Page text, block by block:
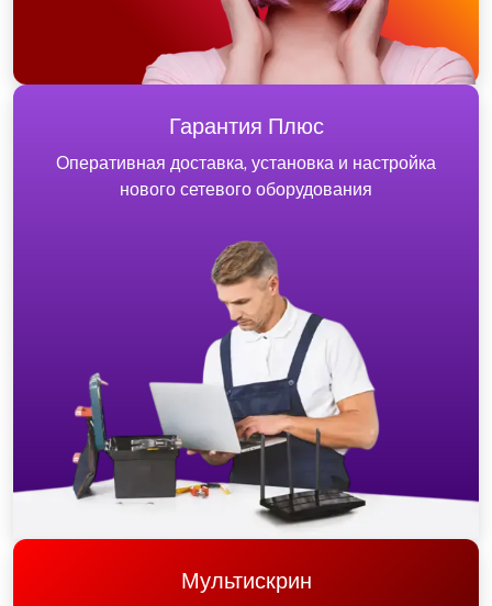
Гарантия Плюс
Оперативная доставка, установка и настройка
нового сетевого оборудования
Мультискрин